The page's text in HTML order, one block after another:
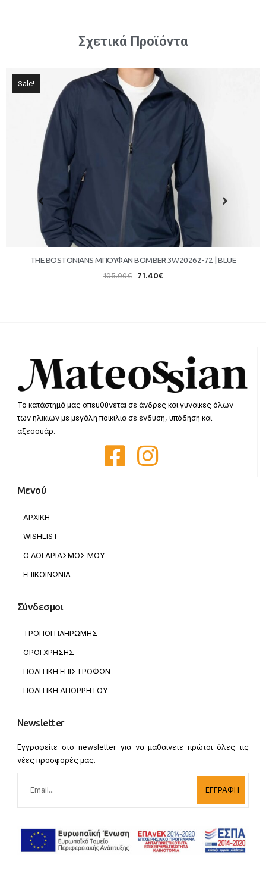
Σχετικά Προϊόντα
Sale!
THE BOSTONIANS ΜΠΟΥΦΑΝ BOMBER 3W20262-72 | BLUE
105.00€ 71.40€
Το κατάστημά μας απευθύνεται σε άνδρες και γυναίκες όλων
των ηλικιών με μεγάλη ποικιλία σε ένδυση, υπόδηση και
αξεσουάρ.
Μενού
ΑΡΧΙΚΗ
WISHLIST
Ο ΛΟΓΑΡΙΑΣΜΟΣ ΜΟΥ
ΕΠΙΚΟΙΝΩΝΙΑ
Σύνδεσμοι
ΤΡΟΠΟΙ ΠΛΗΡΩΜΗΣ
ΟΡΟΙ ΧΡΗΣΗΣ
ΠΟΛΙΤΙΚΗ ΕΠΙΣΤΡΟΦΩΝ
ΠΟΛΙΤΙΚΗ ΑΠΟΡΡΗΤΟΥ
Newsletter
Εγγραφείτε στο newsletter για να μαθαίνετε πρώτοι όλες τις
νέες προσφορές μας.
ΕΓΓΡΑΦΗ